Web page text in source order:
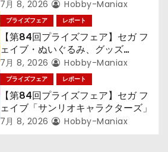
ン』TVアニメ『呪術廻戦』『〈物
語〉シリーズ』「初音ミク」
7月 8, 2026 Hobby-Maniax
プライズフェア レポート
【第84回プライズフェア】セガ フ
ェイブ・ぬいぐるみ、グッズ
『LiSA』『ミニオン』『おさるの
ジョージ』『ポケットモンスター』
7月 8, 2026 Hobby-Maniax
プライズフェア レポート
【第84回プライズフェア】セガ フ
ェイブ「サンリオキャラクターズ」
7月 8, 2026 Hobby-Maniax